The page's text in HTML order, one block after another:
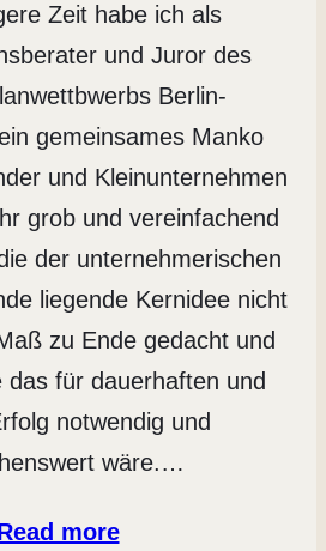
Zeit habe ich als
und Juror des
Berlin-
gemeinsames Manko
und Kleinunternehmen
grob und vereinfachend
der unternehmerischen
liegende Kernidee nicht
zu Ende gedacht und
das für dauerhaften und
notwendig und
wäre.…
more